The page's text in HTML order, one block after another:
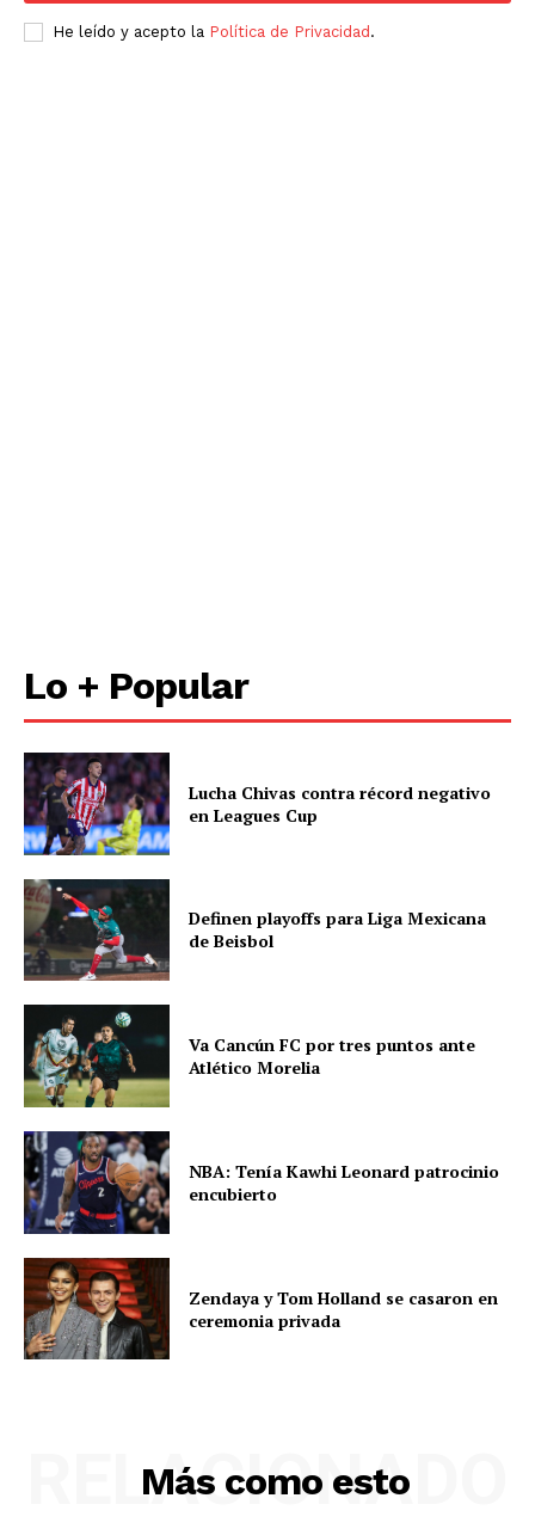
He leído y acepto la Política de Privacidad .
Lo + Popular
Lucha Chivas contra récord negativo
en Leagues Cup
Definen playoffs para Liga Mexicana
de Beisbol
Va Cancún FC por tres puntos ante
Atlético Morelia
NBA: Tenía Kawhi Leonard patrocinio
encubierto
Zendaya y Tom Holland se casaron en
ceremonia privada
Más como esto
RELACIONADO